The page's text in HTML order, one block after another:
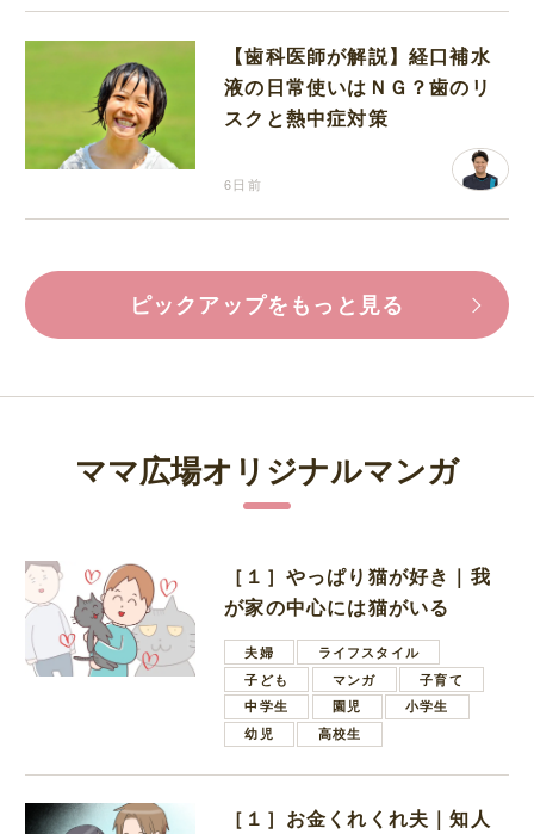
【歯科医師が解説】経口補水
液の日常使いはＮＧ？歯のリ
スクと熱中症対策
6日前
ピックアップをもっと見る
ママ広場オリジナルマンガ
［１］やっぱり猫が好き｜我
が家の中心には猫がいる
夫婦
ライフスタイル
子ども
マンガ
子育て
中学生
園児
小学生
幼児
高校生
［１］お金くれくれ夫｜知人